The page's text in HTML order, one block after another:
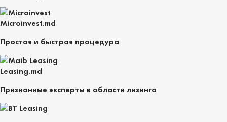
Microinvest.md
Простая и быстрая процедура
Leasing.md
Признанные эксперты в области лизинга